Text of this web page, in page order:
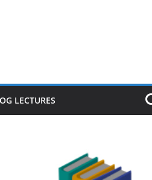
LECTURES